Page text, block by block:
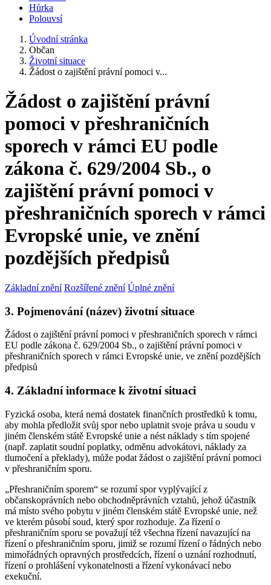
Hůrka
Polouvsí
Úvodní stránka
Občan
Životní situace
Žádost o zajištění právní pomoci v...
Žádost o zajištění právní
pomoci v přeshraničních
sporech v rámci EU podle
zákona č. 629/2004 Sb., o
zajištění právní pomoci v
přeshraničních sporech v rámci
Evropské unie, ve znění
pozdějších předpisů
Základní znění Rozšířené znění Úplné znění
3. Pojmenování (název) životní situace
Žádost o zajištění právní pomoci v přeshraničních sporech v rámci
EU podle zákona č. 629/2004 Sb., o zajištění právní pomoci v
přeshraničních sporech v rámci Evropské unie, ve znění pozdějších
předpisů
4. Základní informace k životní situaci
Fyzická osoba, která nemá dostatek finančních prostředků k tomu,
aby mohla předložit svůj spor nebo uplatnit svoje práva u soudu v
jiném členském státě Evropské unie a nést náklady s tím spojené
(např. zaplatit soudní poplatky, odměnu advokátovi, náklady za
tlumočení a překlady), může podat žádost o zajištění právní pomoci
v přeshraničním sporu.
„Přeshraničním sporem“ se rozumí spor vyplývající z
občanskoprávních nebo obchodněprávních vztahů, jehož účastník
má místo svého pobytu v jiném členském státě Evropské unie, než
ve kterém působí soud, který spor rozhoduje. Za řízení o
přeshraničním sporu se považují též všechna řízení navazující na
řízení o přeshraničním sporu, jimiž se rozumí řízení o řádných nebo
mimořádných opravných prostředcích, řízení o uznání rozhodnutí,
řízení o prohlášení vykonatelnosti a řízení vykonávací nebo
exekuční.